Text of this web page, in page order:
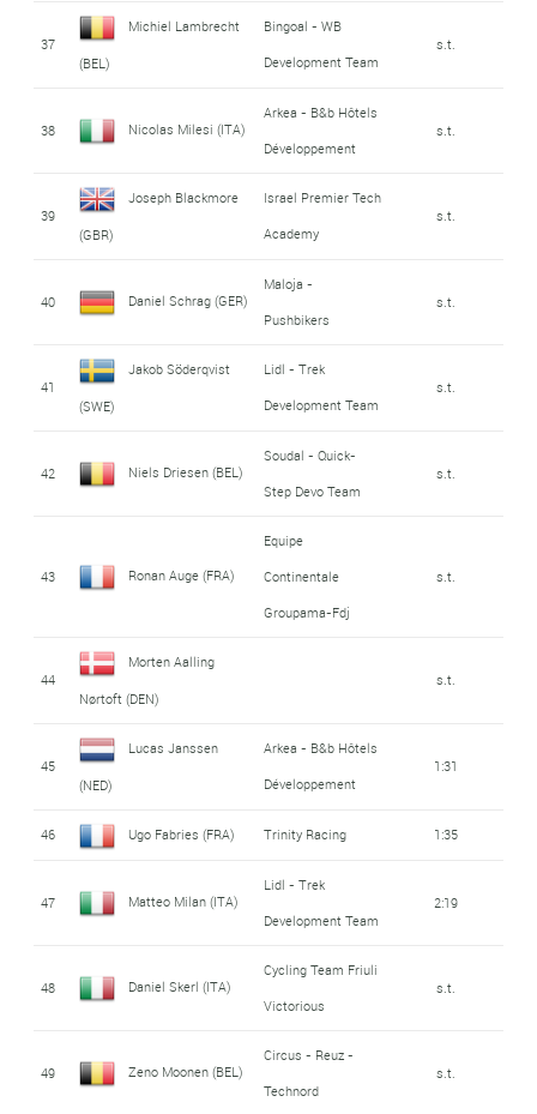
37
Michiel Lambrecht
(BEL)
Bingoal - WB
Development Team
s.t.
38 Nicolas Milesi (ITA)
Arkea - B&b Hôtels
Développement
s.t.
39
Joseph Blackmore
(GBR)
Israel Premier Tech
Academy
s.t.
40 Daniel Schrag (GER)
Maloja -
Pushbikers
s.t.
41
Jakob Söderqvist
(SWE)
Lidl - Trek
Development Team
s.t.
42 Niels Driesen (BEL)
Soudal - Quick-
Step Devo Team
s.t.
43 Ronan Auge (FRA)
Equipe
Continentale
Groupama-Fdj
s.t.
44
Morten Aalling
Nørtoft (DEN)
s.t.
45
Lucas Janssen
(NED)
Arkea - B&b Hôtels
Développement
1:31
46 Ugo Fabries (FRA) Trinity Racing 1:35
47 Matteo Milan (ITA)
Lidl - Trek
Development Team
2:19
48 Daniel Skerl (ITA)
Cycling Team Friuli
Victorious
s.t.
49 Zeno Moonen (BEL)
Circus - Reuz -
Technord
s.t.